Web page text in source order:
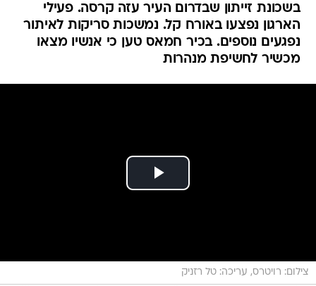
בשכונת זייתון שבדרום העיר עזה קרסה. פעילי
הארגון נפצעו באורח קל. נמשכות סריקות לאיתור
נפגעים נוספים. בכיר חמאס טען כי אנשיו מצאו
מכשיר לחשיפת מנהרות
צילום: רויטרס, עריכה: טל רזניק